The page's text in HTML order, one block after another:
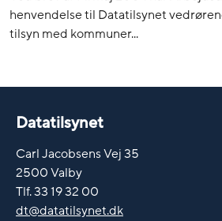
henvendelse til Datatilsynet
tilsyn med kommuner...
Datatilsynet
Carl Jacobsens Vej 35
2500 Valby
Tlf. 33 19 32 00
dt@datatilsynet.dk